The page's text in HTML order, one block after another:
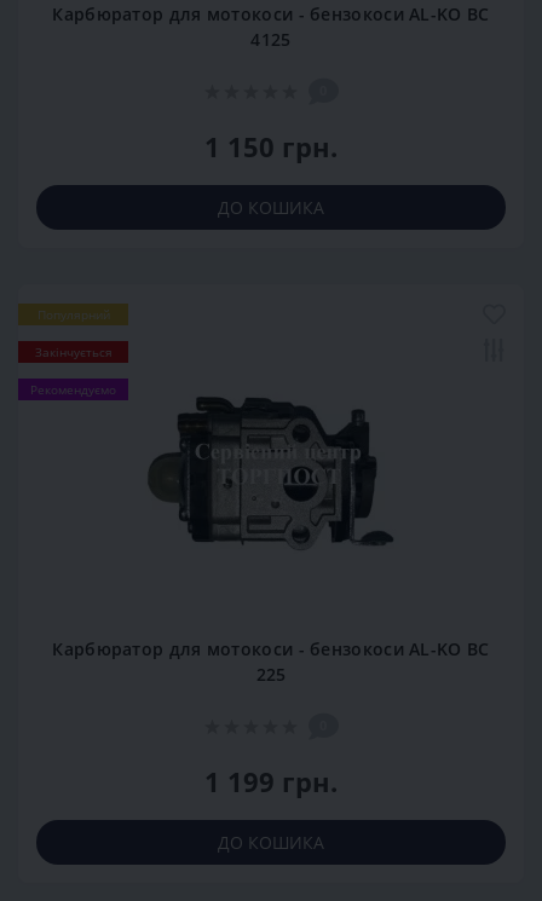
Карбюратор для мотокоси - бензокоси AL-KO BC
4125
1 150 грн.
ДО КОШИКА
Популярний
Закінчується
Рекомендуємо
Карбюратор для мотокоси - бензокоси AL-KO BC
225
1 199 грн.
ДО КОШИКА